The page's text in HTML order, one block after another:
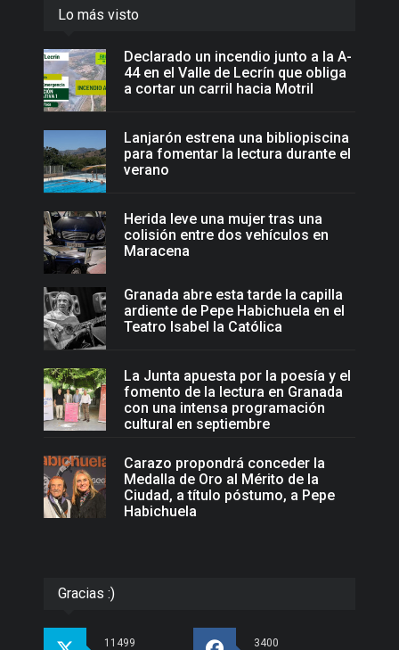
Lo más visto
Declarado un incendio junto a la A-
44 en el Valle de Lecrín que obliga
a cortar un carril hacia Motril
Lanjarón estrena una bibliopiscina
para fomentar la lectura durante el
verano
Herida leve una mujer tras una
colisión entre dos vehículos en
Maracena
Granada abre esta tarde la capilla
ardiente de Pepe Habichuela en el
Teatro Isabel la Católica
La Junta apuesta por la poesía y el
fomento de la lectura en Granada
con una intensa programación
cultural en septiembre
Carazo propondrá conceder la
Medalla de Oro al Mérito de la
Ciudad, a título póstumo, a Pepe
Habichuela
Gracias :)
11499 3400